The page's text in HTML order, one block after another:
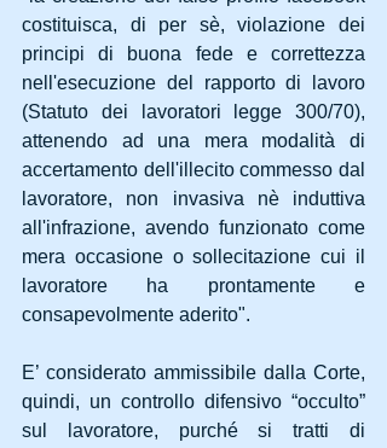
costituisca, di per sè, violazione dei
principi di buona fede e correttezza
nell'esecuzione del rapporto di lavoro
(Statuto dei lavoratori legge 300/70),
attenendo ad una mera modalità di
accertamento dell'illecito commesso dal
lavoratore, non invasiva nè induttiva
all'infrazione, avendo funzionato come
mera occasione o sollecitazione cui il
lavoratore ha prontamente e
consapevolmente aderito".
E’ considerato ammissibile dalla Corte,
quindi, un controllo difensivo “occulto”
sul lavoratore, purché si tratti di